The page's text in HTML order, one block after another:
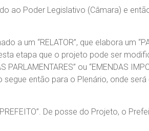
ao Poder Legislativo (Câmara) e
a um “RELATOR”, que elabora um
etapa que o projeto pode ser
PARLAMENTARES” ou “EMENDAS
segue então para o Plenário, onde
De posse do Projeto, o